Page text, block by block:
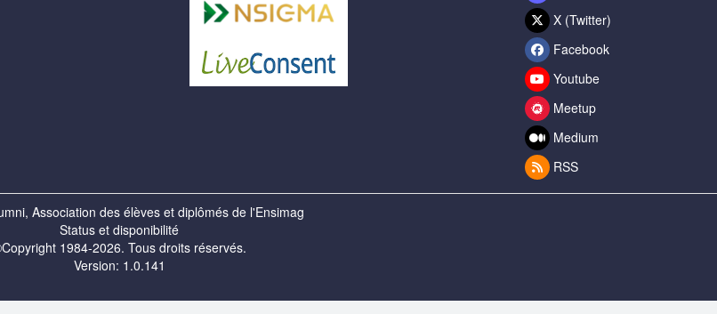
X (Twitter)
Facebook
Youtube
Meetup
Medium
RSS
Association des élèves et diplômés de l'Ensimag
Status et disponibilité
1984-2026. Tous droits réservés.
Version: 1.0.141